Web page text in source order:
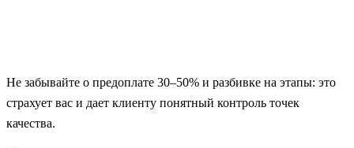
Не забывайте о предоплате 30–50% и разбивке на этапы: это
страхует вас и дает клиенту понятный контроль точек
качества.